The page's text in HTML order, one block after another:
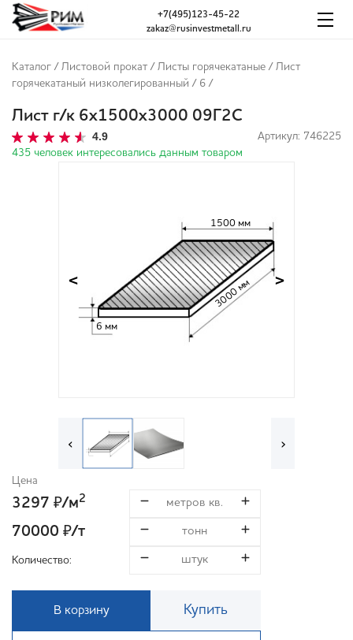
zakaz@rusinvestmetall.ru
+7(495)123-45-22
Каталог / Листовой прокат / Листы горячекатаные / Лист
горячекатаный низколегированный / 6 /
Лист г/к 6х1500х3000 09Г2С
4.9
Артикул: 746225
435 человек интересовались данным товаром
1500 мм
3000 мм
6 мм
< >
‹ ›
Цена
3297 ₽/м2
70000 ₽/т
Количество:
В корзину Купить